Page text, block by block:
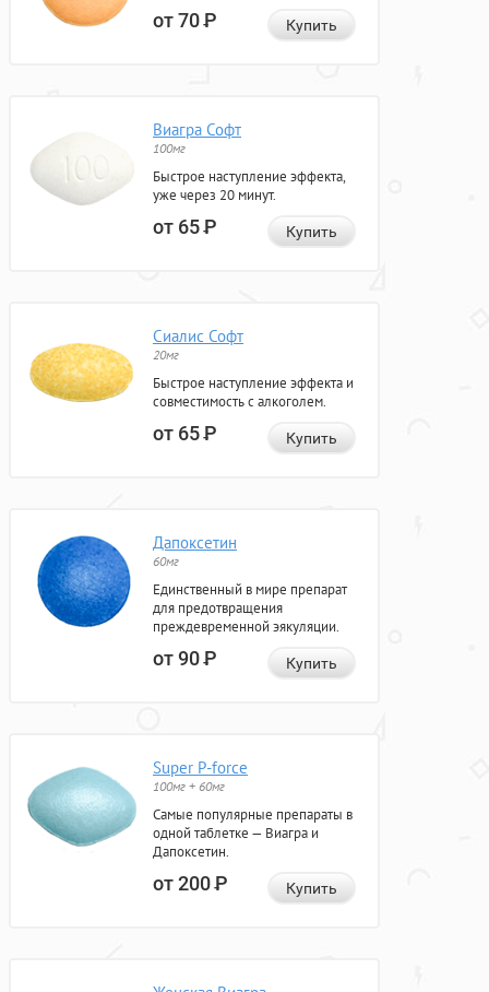
от 70Р Купить
Виагра Софт
100мг
Быстрое наступление эффекта,
уже через 20 минут.
от 65Р Купить
Сиалис Софт
20мг
Быстрое наступление эффекта и
совместимость с алкоголем.
от 65Р Купить
Дапоксетин
60мг
Единственный в мире препарат
для предотвращения
преждевременной эякуляции.
от 90Р Купить
Super P-force
100мг + 60мг
Самые популярные препараты в
одной таблетке — Виагра и
Дапоксетин.
от 200Р Купить